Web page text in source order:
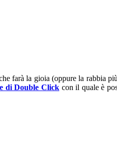
farà la gioia (oppure la rabbia
di Double Click con il quale è